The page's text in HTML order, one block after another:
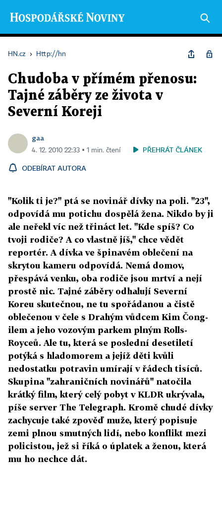
HN.cz › Http://hn
Chudoba v přímém přenosu:
Tajné záběry ze života v
Severní Koreji
gaa
4. 12. 2010 22:33 ▪ 1 min. čtení PŘEHRÁT ČLÁNEK
ODEBÍRAT AUTORA
"Kolik ti je?" ptá se novinář dívky na poli. "23",
odpovídá mu potichu dospělá žena. Nikdo by ji
ale neřekl víc než třináct let. "Kde spíš? Co
tvoji rodiče? A co vlastně jíš," chce vědět
reportér. A dívka ve špinavém oblečení na
skrytou kameru odpovídá. Nemá domov,
přespává venku, oba rodiče jsou mrtví a nejí
prostě nic. Tajné záběry odhalují Severní
Koreu skutečnou, ne tu spořádanou a čistě
oblečenou v čele s Drahým vůdcem Kim Čong-
ilem a jeho vozovým parkem plným Rolls-
Royceů. Ale tu, která se poslední desetiletí
potýká s hladomorem a jejíž děti kvůli
nedostatku potravin umírají v řádech tisíců.
Skupina "zahraničních novinářů" natočila
krátký film, který celý pobyt v KLDR ukrývala,
píše server The Telegraph. Kromě chudé dívky
zachycuje také zpověď muže, který popisuje
zemi plnou smutných lidí, nebo konflikt mezi
policistou, jež si říká o úplatek a ženou, která
mu ho nechce dát.